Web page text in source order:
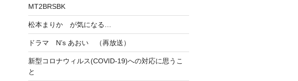
MT2BRSBK
松本まりか が気になる…
ドラマ N’s あおい （再放送）
新型コロナウィルス(COVID-19)への対応に思うこ
と